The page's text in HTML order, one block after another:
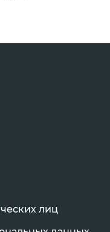
лиц